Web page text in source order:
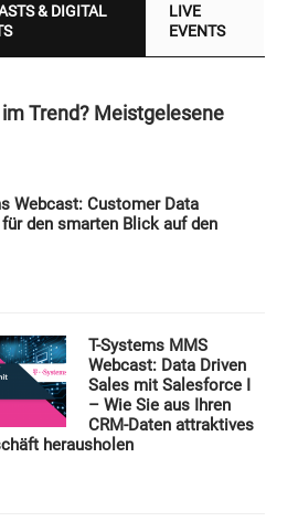
& DIGITAL
LIVE
EVENTS
Trend? Meistgelesene
Webcast: Customer Data
den smarten Blick auf den
T-Systems MMS
Webcast: Data Driven
Sales mit Salesforce I
– Wie Sie aus Ihren
CRM-Daten attraktives
herausholen